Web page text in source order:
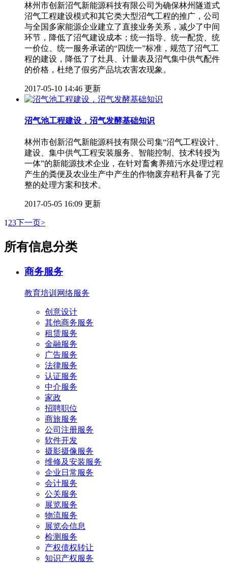
林州市创新沼气新能源科技有限公司为确保林州隧道式
沼气工程建设模式和其它类大型沼气工程的推广，公司
与全国多家能源企业建立了直接业务关系，减少了中间
环节，降低了沼气建设成本；统一指导、统一配货、统
一价位、统一服务承诺的“四统一”标准，规范了沼气工
程的建设，降低了了灶具、计量表及沼气集中供气配件
的价格，杜绝了假劣产品坑农害农现象。
2017-05-10 14:46 更新
沼气池工程建设，沼气发酵基础知识
林州市创新沼气新能源科技有限公司集“沼气工程设计、
建设、集中供气工程安装服务、智能控制、技术转授为
一体”的新能源技术企业，在针对畜禽养殖污水处理过程
产生的粪便及农业生产中产生的作物废弃秸秆具备了完
整的处理方案和技术。
2017-05-05 16:09 更新
123下一页>
所有信息分类
商务服务
教育培训 网络服务
创意设计
其他商务服务
租赁服务
金融服务
广告服务
法律服务
认证服务
中介服务
家政
招聘职位
商旅服务
公司注册服务
软件开发
摄影摄像服务
维修及安装服务
企业日常服务
会计服务
公关服务
展览服务
物流服务
展览会信息
检测服务
产权债权转让
知识产权服务